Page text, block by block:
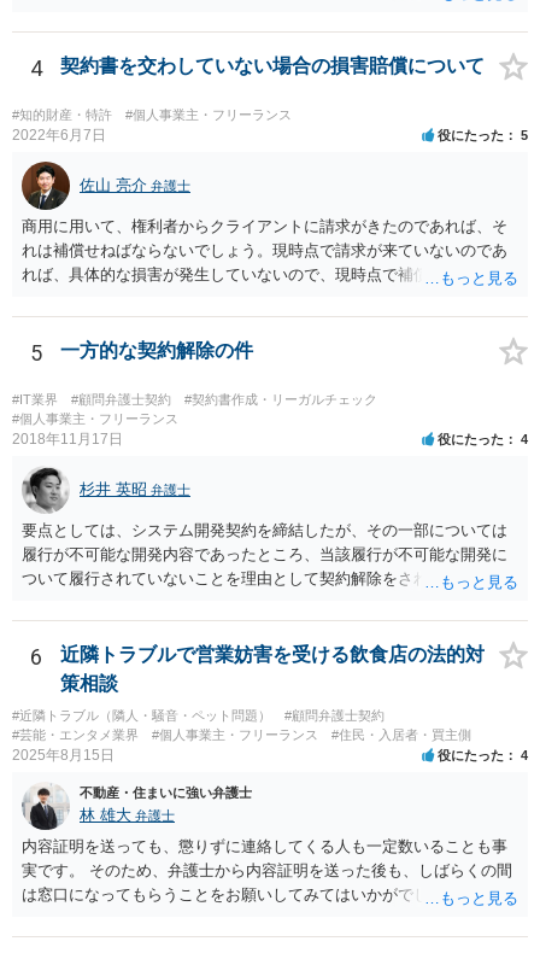
4 契約書を交わしていない場合の損害賠償について
#知的財産・特許 #個人事業主・フリーランス
2022年6月7日 役にたった 5
佐山 亮介 弁護士
商用に用いて、権利者からクライアントに請求がきたのであれば、そ
れは補償せねばならないでしょう。現時点で請求が来ていないのであ
れば、具体的な損害が発生していないので、現時点で補償の必要はあ
補償し、その補償分を損害として外注先に賠償請求することになるで
しょう。
5 一方的な契約解除の件
#IT業界 #顧問弁護士契約
#契約書作成・リーガルチェック
#個人事業主・フリーランス
2018年11月17日 役にたった 4
杉井 英昭 弁護士
要点としては、システム開発契約を締結したが、その一部については
履行が不可能な開発内容であったところ、当該履行が不可能な開発に
ついて履行されていないことを理由として契約解除をされた。そこ
いうご質問であると理解しました。 まず、「物理的にできない開発で
一方的に契約不履行のように伝えられ」とのことですが、「物理的に
できない」と真に言えるのかどうか、なぜ「物理的にできない開発」
を請け負うことになったのかが問題です。 もし、「物理的にできな
い」という意味が、単に「契約に記載された納期では間に合わない」
ということであれば、それは単純に履行遅滞を理由とする債務不履行
そのような開発は理論的に不可能（例えば、タイムマシンを作るとい
う契約等）であれば、契約自体が無効になる可能性があります。 いず
れの場合であっても、結局は、上記の「物理的にできない」部分を除
いた部分は開発完了しているということですから、その部分に相当す
る請負代金は請求できる可能性があります。 ただし、当該開発完了部
以上で、より個別的なお話は、詳しい契約内容や開発内容を知る必要
6
近隣トラブルで営業妨害を受ける飲食店の法的対
策相談
#近隣トラブル（隣人・騒音・ペット問題）
#顧問弁護士契約
#芸能・エンタメ業界
#個人事業主・フリーランス #住民・入居者・買主側
2025年8月15日 役にたった 4
不動産・住まいに強い弁護士
林 雄大 弁護士
内容証明を送っても、懲りずに連絡してくる人も一定数いることも事
実です。 そのため、弁護士から内容証明を送った後も、しばらくの間
は窓口になってもらうことをお願いしてみてはいかがでしょうか。 そ
口（弁護士に）言ってください」とだけお伝えし、それ以外には一切